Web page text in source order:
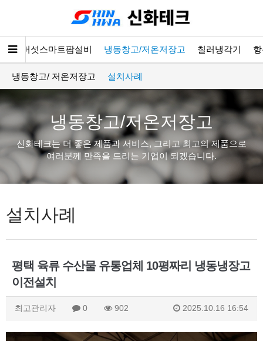
버섯스마트팜설비 냉동창고/저온저장고 칠러냉각기
냉동창고/ 저온저장고 설치사례
냉동창고/저온저장고
신화테크는 더 좋은 제품과 서비스, 그리고 최고의 제품으로
여러분께 만족을 드리는 기업이 되겠습니다.
설치사례
평택 육류 수산물 유통업체 10평짜리 냉동냉장고
이전설치
최고관리자 0 902 2025.10.16 16:54